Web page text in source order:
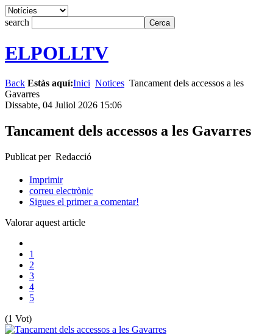
search
ELPOLLTV
Back Estàs aquí:Inici Notices Tancament dels accessos a les
Gavarres
Dissabte, 04 Juliol 2026 15:06
Tancament dels accessos a les Gavarres
Publicat per Redacció
Imprimir
correu electrònic
Sigues el primer a comentar!
Valorar aquest article
1
2
3
4
5
(1 Vot)